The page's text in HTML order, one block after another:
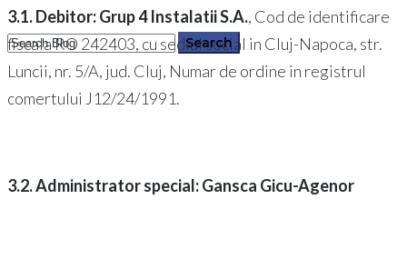
3.1. Debitor:Grup 4 Instalatii S.A., Cod de identificare
fiscala RO 242403, cu sediul social in Cluj-Napoca, str.
Luncii, nr. 5/A, jud. Cluj, Numar de ordine in registrul
comertului J12/24/1991.
3.2. Administrator special: Gansca Gicu-Agenor